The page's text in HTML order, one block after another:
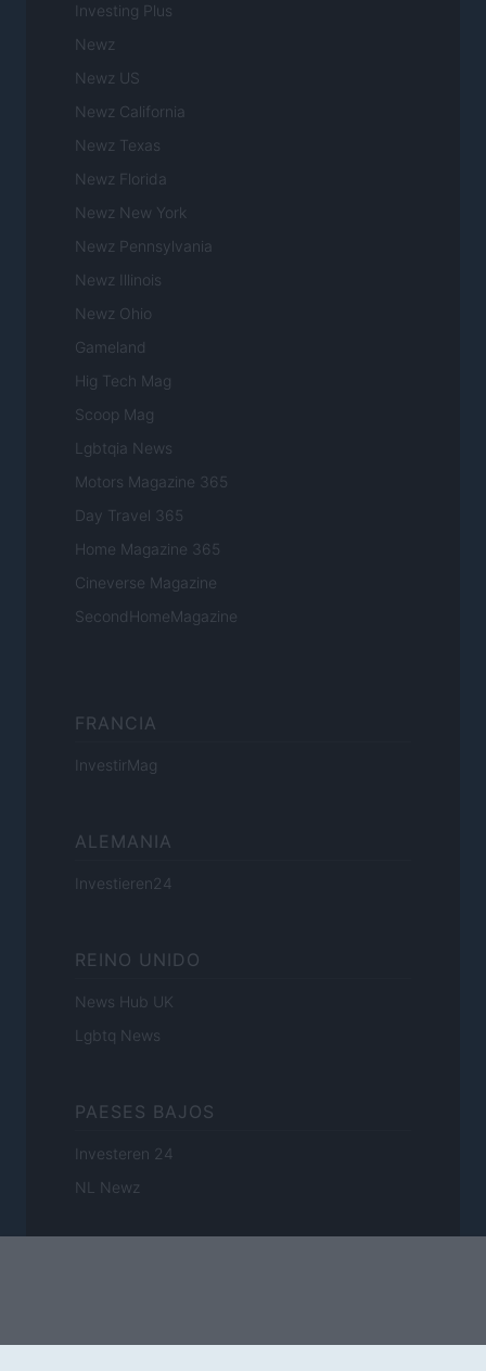
Investing Plus
Newz
Newz US
Newz California
Newz Texas
Newz Florida
Newz New York
Newz Pennsylvania
Newz Illinois
Newz Ohio
Gameland
Hig Tech Mag
Scoop Mag
Lgbtqia News
Motors Magazine 365
Day Travel 365
Home Magazine 365
Cineverse Magazine
SecondHomeMagazine
FRANCIA
InvestirMag
ALEMANIA
Investieren24
REINO UNIDO
News Hub UK
Lgbtq News
PAESES BAJOS
Investeren 24
NL Newz